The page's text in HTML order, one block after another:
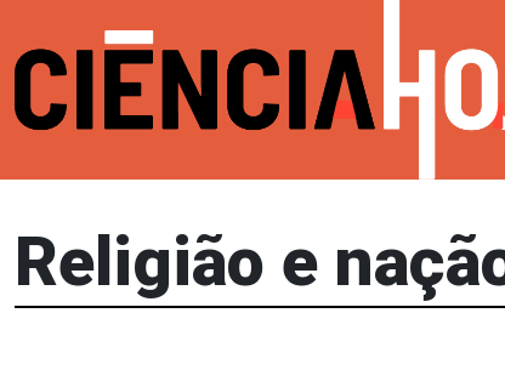
Religião e